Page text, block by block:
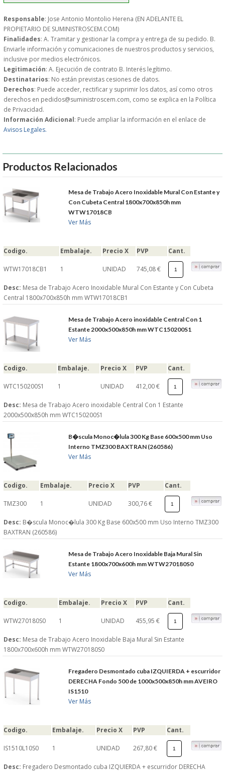
FACEBOOK
TWITTER
© 2026 SUMINISTROSCEM
TODOS LOS DERECHOS RESERVADOS
Responsable: Jose Antonio Montolio Herena (EN ADELANTE EL
PROPIETARIO DE SUMINISTROSCEM.COM)
Finalidades: A. Tramitar y gestionar la compra y entrega de su pedido. B.
Enviarle información y comunicaciones de nuestros productos y servicios,
inclusive por medios electrónicos.
Legitimación: A. Ejecución de contrato B. Interés legítimo.
Destinatarios: No están previstas cesiones de datos.
Derechos: Puede acceder, rectificar y suprimir los datos, así como otros
derechos en pedidos@suministroscem.com, como se explica en la Política
de Privacidad.
Información Adicional: Puede ampliar la información en el enlace de
Avisos Legales.
Productos Relacionados
Mesa de Trabajo Acero Inoxidable Mural Con Estante y
Con Cubeta Central 1800x700x850h mm
WTW17018CB
Ver Más
Codigo. Embalaje. Precio X PVP Cant.
WTW17018CB1 1 UNIDAD 745,08 €
Desc: Mesa de Trabajo Acero Inoxidable Mural Con Estante y Con Cubeta
Central 1800x700x850h mm WTW17018CB1
Mesa de Trabajo Acero inoxidable Central Con 1
Estante 2000x500x850h mm WTC150200S1
Ver Más
Codigo. Embalaje. Precio X PVP Cant.
WTC150200S1 1 UNIDAD 412,00 €
Desc: Mesa de Trabajo Acero inoxidable Central Con 1 Estante
2000x500x850h mm WTC150200S1
B�scula Monoc�lula 300 Kg Base 600x500 mm Uso
Interno TMZ300 BAXTRAN (260586)
Ver Más
Codigo. Embalaje. Precio X PVP Cant.
TMZ300 1 UNIDAD 300,76 €
Desc: B�scula Monoc�lula 300 Kg Base 600x500 mm Uso Interno TMZ300
BAXTRAN (260586)
Mesa de Trabajo Acero Inoxidable Baja Mural Sin
Estante 1800x700x600h mm WTW270180S0
Ver Más
Codigo. Embalaje. Precio X PVP Cant.
WTW270180S0 1 UNIDAD 455,95 €
Desc: Mesa de Trabajo Acero Inoxidable Baja Mural Sin Estante
1800x700x600h mm WTW270180S0
Fregadero Desmontado cuba IZQUIERDA + escurridor
DERECHA Fondo 500 de 1000x500x850h mm AVEIRO
IS1510
Ver Más
Codigo. Embalaje. Precio X PVP Cant.
IS1510L10S0 1 UNIDAD 267,80 €
Desc: Fregadero Desmontado cuba IZQUIERDA + escurridor DERECHA